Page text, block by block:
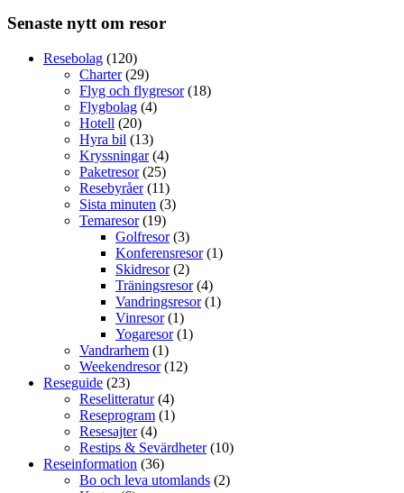
Senaste nytt om resor
Resebolag (120)
Charter(29)
Flyg och flygresor(18)
Flygbolag (4)
Hotell (20)
Hyra bil (13)
Kryssningar(4)
Paketresor(25)
Resebyråer(11)
Sista minuten (3)
Temaresor(19)
Golfresor(3)
Konferensresor(1)
Skidresor(2)
Träningsresor(4)
Vandringsresor(1)
Vinresor(1)
Yogaresor(1)
Vandrarhem (1)
Weekendresor(12)
Reseguide (23)
Reselitteratur(4)
Reseprogram (1)
Resesajter(4)
Restips & Sevärdheter(10)
Reseinformation (36)
Bo och leva utomlands (2)